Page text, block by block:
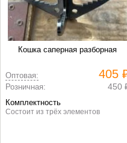
Кошка саперная разборная
Оптовая: 405
Розничная: 450
Комплектность
Состоит из трёх элементов